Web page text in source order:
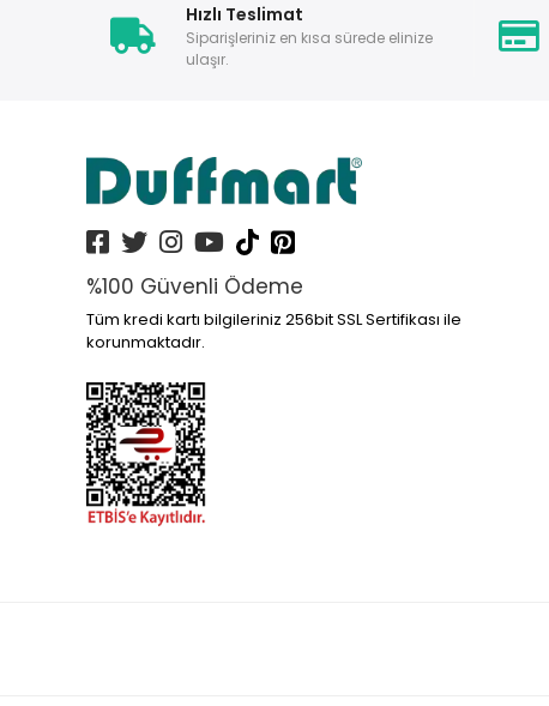
Hızlı Teslimat
Siparişleriniz en kısa sürede elinize
ulaşır.
%100 Güvenli Ödeme
Tüm kredi kartı bilgileriniz 256bit SSL Sertifikası ile
korunmaktadır.